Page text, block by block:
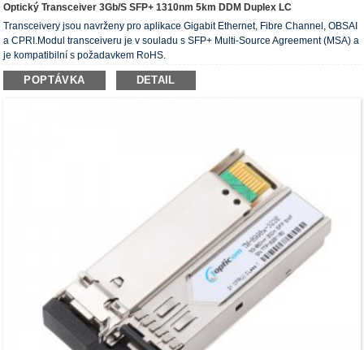
Optický Transceiver 3Gb/s SFP+ 1310nm 5km DDM Duplex LC
Transceivery jsou navrženy pro aplikace Gigabit Ethernet, Fibre Channel, OBSAI
a CPRI.Modul transceiveru je v souladu s SFP+ Multi-Source Agreement (MSA) a
je kompatibilní s požadavkem RoHS.
POPTÁVKA DETAIL